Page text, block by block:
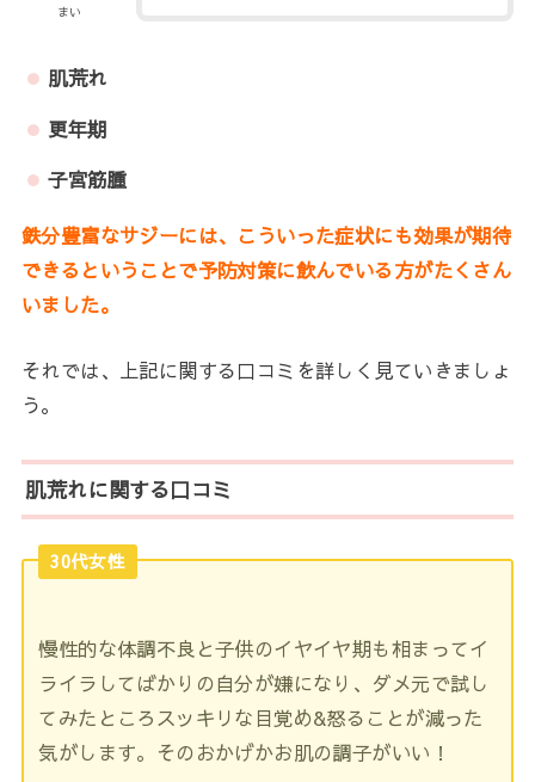
まい
肌荒れ
更年期
子宮筋腫
鉄分豊富なサジーには、こういった症状にも効果が期待
できるということで予防対策に飲んでいる方がたくさん
いました。
それでは、上記に関する口コミを詳しく見ていきましょ
う。
肌荒れに関する口コミ
30代女性
慢性的な体調不良と子供のイヤイヤ期も相まってイ
ライラしてばかりの自分が嫌になり、ダメ元で試し
てみたところスッキリな目覚め&怒ることが減った
気がします。そのおかげかお肌の調子がいい！